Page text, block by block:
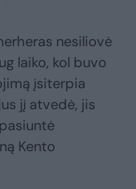
nesiliovė
laiko, kol buvo
įsiterpia
jį atvedė, jis
Kento